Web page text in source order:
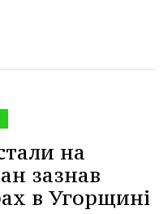
на
зазнав
в Угорщині